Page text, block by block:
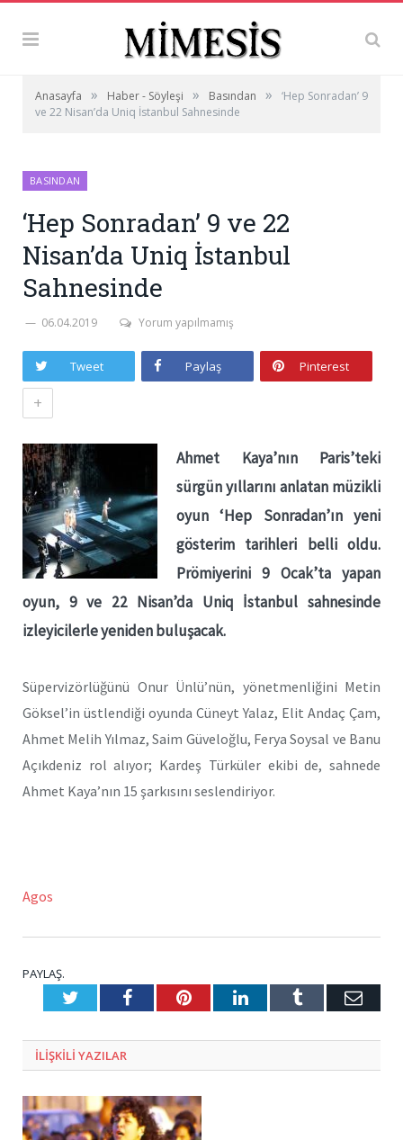
Anasayfa » Haber - Söyleşi » Basından »
‘Hep Sonradan’ 9
ve 22 Nisan’da Uniq İstanbul Sahnesinde
BASINDAN
‘Hep Sonradan’ 9 ve 22
Nisan’da Uniq İstanbul
Sahnesinde
06.04.2019 Yorum yapılmamış
Tweet Paylaş Pinterest
+
Ahmet Kaya’nın Paris’teki
sürgün yıllarını anlatan müzikli
oyun ‘Hep Sonradan’ın yeni
gösterim tarihleri belli oldu.
Prömiyerini 9 Ocak’ta yapan
oyun, 9 ve 22 Nisan’da Uniq İstanbul sahnesinde
izleyicilerle yeniden buluşacak.
Süpervizörlüğünü Onur Ünlü’nün, yönetmenliğini Metin
Göksel’in üstlendiği oyunda Cüneyt Yalaz, Elit Andaç Çam,
Ahmet Melih Yılmaz, Saim Güveloğlu, Ferya Soysal ve Banu
Açıkdeniz rol alıyor; Kardeş Türküler ekibi de, sahnede
Ahmet Kaya’nın 15 şarkısını seslendiriyor.
Agos
PAYLAŞ.
TwitterFacebookPinterestLinkedInTumblr E-
ILIŞKILI YAZILAR